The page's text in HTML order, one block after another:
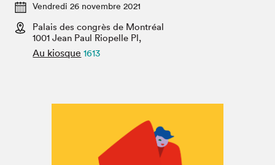
Espace médias
Espace exposant⋅e⋅s
Projets partenaires 2022
Archives
Vendredi 26 novembre 2021
Palais des congrès de Montréal
1001 Jean Paul Riopelle Pl,
Au kiosque 1613